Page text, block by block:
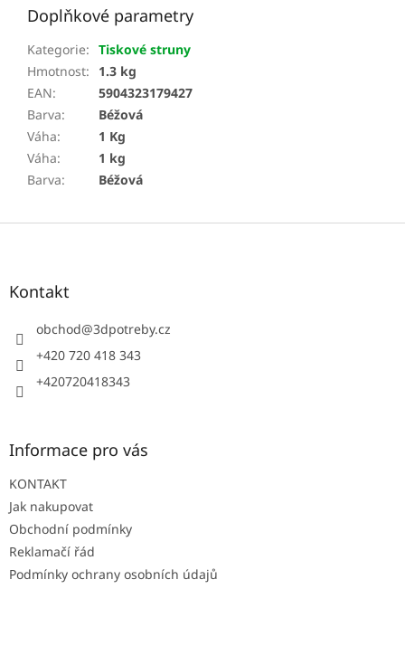
Doplňkové parametry
Kategorie: Tiskové struny
Hmotnost:
1.3 kg
EAN:
5904323179427
Barva:
Béžová
Váha:
1 Kg
Váha:
1 kg
Barva: Béžová
Z
Kontakt
obchod@3dpotreby.cz
+420 720 418 343
+420720418343
Informace pro vás
KONTAKT
Jak nakupovat
Obchodní podmínky
Reklamačí řád
Podmínky ochrany osobních údajů